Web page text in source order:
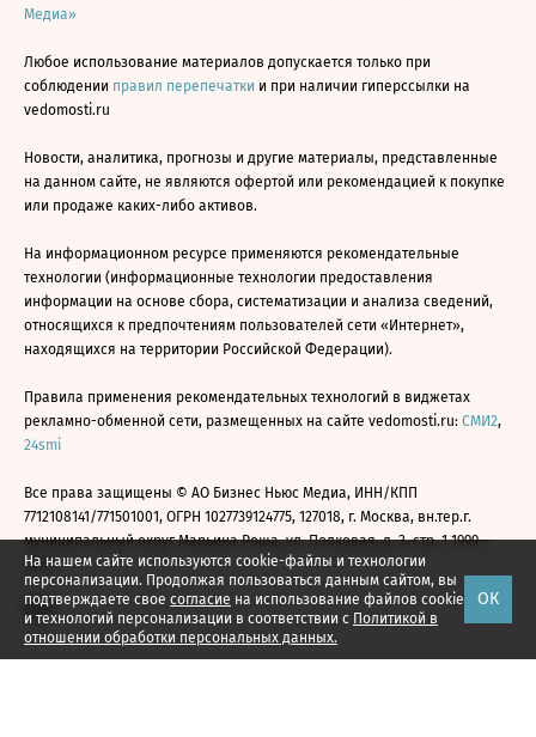
На нашем сайте используются cookie-файлы и технологии
персонализации. Продолжая пользоваться данным сайтом, вы
подтверждаете свое согласие на использование файлов cookie
и технологий персонализации в соответствии с Политикой в
отношении обработки персональных данных.
ОК
Медиа»
Любое использование материалов допускается только при
соблюдении правил перепечатки и при наличии гиперссылки на
vedomosti.ru
Новости, аналитика, прогнозы и другие материалы, представленные
на данном сайте, не являются офертой или рекомендацией к покупке
или продаже каких-либо активов.
На информационном ресурсе применяются рекомендательные
технологии (информационные технологии предоставления
информации на основе сбора, систематизации и анализа сведений,
относящихся к предпочтениям пользователей сети «Интернет»,
находящихся на территории Российской Федерации).
Правила применения рекомендательных технологий в виджетах
рекламно-обменной сети, размещенных на сайте vedomosti.ru: СМИ2,
24smi
Все права защищены © АО Бизнес Ньюс Медиа, ИНН/КПП
7712108141/771501001, ОГРН 1027739124775, 127018, г. Москва, вн.тер.г.
муниципальный округ Марьина Роща, ул. Полковая, д. 3, стр. 1 1999—
2026